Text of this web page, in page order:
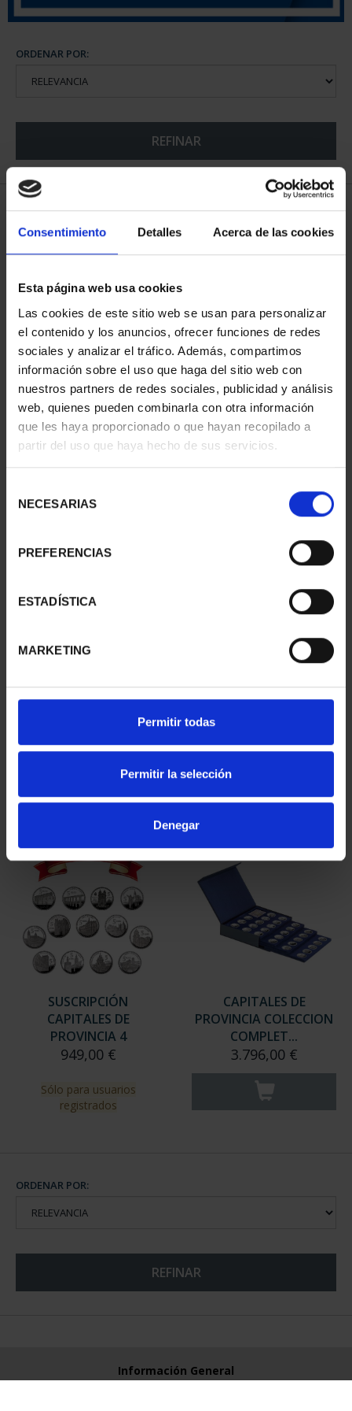
Consentimiento Detalles Acerca de las cookies
Esta página web usa cookies
Las cookies de este sitio web se usan para personalizar
el contenido y los anuncios, ofrecer funciones de redes
sociales y analizar el tráfico. Además, compartimos
información sobre el uso que haga del sitio web con
nuestros partners de redes sociales, publicidad y análisis
web, quienes pueden combinarla con otra información
que les haya proporcionado o que hayan recopilado a
partir del uso que haya hecho de sus servicios.
NECESARIAS
PREFERENCIAS
ESTADÍSTICA
MARKETING
Permitir todas
Permitir la selección
Denegar
ORDENAR POR:
REFINAR
6 Productos encontrados
CAPITALES ESPAÑOLAS
- MADRID
73,00 €
SUSCRIPCIÓN
CAPITALES DE
PROVINCIA 1
949,00 €
Sólo para usuarios
registrados
PROVINCIA 2
registrados
PROVINCIA 3
registrados
SUSCRIPCIÓN
CAPITALES DE
PROVINCIA 4
949,00 €
Sólo para usuarios
registrados
CAPITALES DE
PROVINCIA COLECCION
COMPLET...
3.796,00 €
ORDENAR POR:
REFINAR
Información General